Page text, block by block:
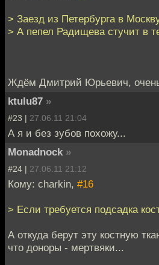
> Заезд из Петербурга в
> А пепел Радищева стучит в
Ждём Дмитрий Юрьевич,
ktulu87 »
#23 | 27.06.11 21:04
А я и без зубов похожу...
Monadnock »
#24 | 27.06.11 21:12
Кому: charkin, #16
> Если требуется подсадка
А откуда берут эту костную
что доноры - мертвяки...